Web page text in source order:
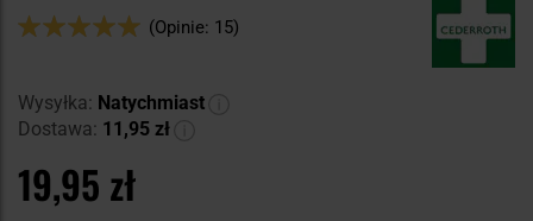
Ocena:
(Opinie: 15)
Wysyłka: Natychmiast
Dostawa: 11,95 zł
19,95 zł